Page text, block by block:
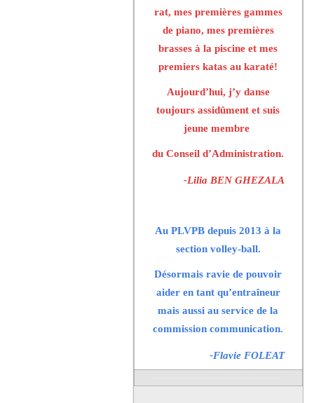
rat, mes premières gammes
de piano, mes premières
brasses à la piscine et mes
premiers katas au karaté!
Aujourd’hui, j’y danse
toujours assidûment et suis
jeune membre
du Conseil d’Administration.
-Lilia BEN GHEZALA
Au PLVPB depuis 2013 à la
section volley-ball.
Désormais ravie de pouvoir
aider en tant qu’entraîneur
mais aussi au service de la
commission communication.
-Flavie FOLEAT